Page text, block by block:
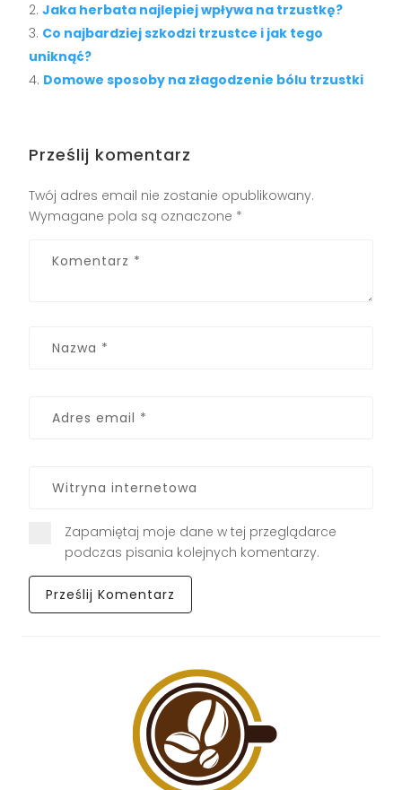
Jaka herbata najlepiej wpływa na trzustkę?
Co najbardziej szkodzi trzustce i jak tego
uniknąć?
Domowe sposoby na złagodzenie bólu trzustki
Prześlij komentarz
Twój adres email nie zostanie opublikowany.
Wymagane pola są oznaczone *
Zapamiętaj moje dane w tej przeglądarce
podczas pisania kolejnych komentarzy.